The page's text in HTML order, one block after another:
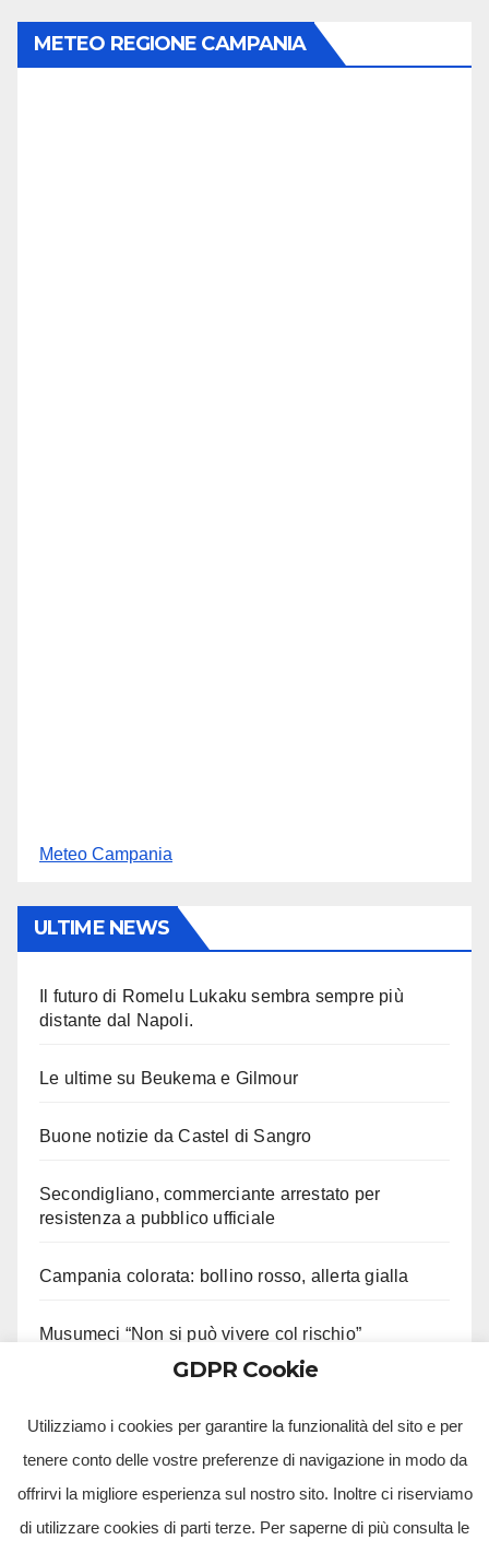
METEO REGIONE CAMPANIA
Meteo Campania
ULTIME NEWS
Il futuro di Romelu Lukaku sembra sempre più
distante dal Napoli.
Le ultime su Beukema e Gilmour
Buone notizie da Castel di Sangro
Secondigliano, commerciante arrestato per
resistenza a pubblico ufficiale
Campania colorata: bollino rosso, allerta gialla
Musumeci “Non si può vivere col rischio”
GDPR Cookie
Utilizziamo i cookies per garantire la funzionalità del sito e per
tenere conto delle vostre preferenze di navigazione in modo da
offrirvi la migliore esperienza sul nostro sito. Inoltre ci riserviamo
di utilizzare cookies di parti terze. Per saperne di più consulta le